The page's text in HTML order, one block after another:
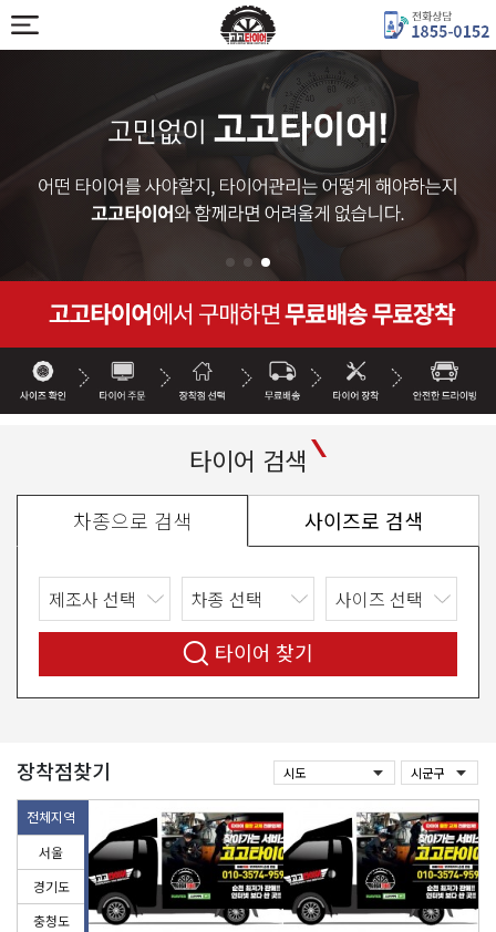
타이어 검색
차종으로 검색 사이즈로 검색
타이어 찾기
장착점찾기
전체지역
서울
경기도
충청도